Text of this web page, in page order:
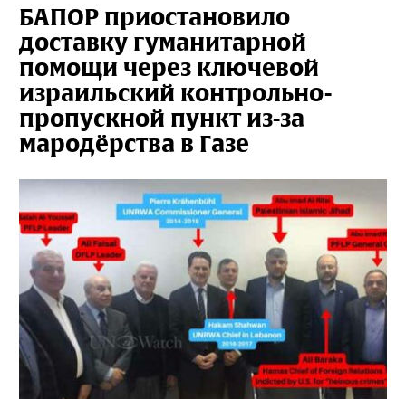
БАПОР приостановило
доставку гуманитарной
помощи через ключевой
израильский контрольно-
пропускной пункт из-за
мародёрства в Газе